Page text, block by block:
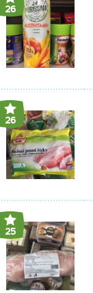
26
26
25